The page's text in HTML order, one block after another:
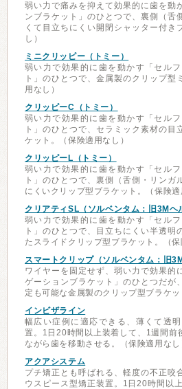
弱い力で痛みを抑えて効果的に歯を動
ンブラケット」のひとつで、裏側（舌
くて目立ちにくい開閉シャッター付き
し）
ミニクリッピー（トミー）
弱い力で効果的に歯を動かす「セル
ト」のひとつで、金属製のクリップ型
用なし）
クリッピーC（トミー）
弱い力で効果的に歯を動かす「セル
ト」のひとつで、セラミック素材の目
ケット。（保険適用なし）
クリッピーL（トミー）
弱い力で効果的に歯を動かす「セル
ト」のひとつで、裏側（舌側・リンガ
にくいクリップ型ブラケット。（保険適
クリアティSL（ソルベンタム：旧3Mヘ
弱い力で効果的に歯を動かす「セル
ト」のひとつで、目立ちにくい半透明
たスライドクリップ型ブラケット。（保
スマートクリップ（ソルベンタム：旧
ワイヤーを固定せず、弱い力で効果的
ゲーションブラケット」のひとつだが
定も可能な金属製のクリップ型ブラケッ
インビザライン
幅広い症例に適応できる、薄くて透
置。1日20時間以上装着して、1週間前
ながら歯を移動させる。（保険適用なし
アクアシステム
プチ矯正とも呼ばれる、軽度の不正咬
ウスピース型矯正装置。1日20時間以